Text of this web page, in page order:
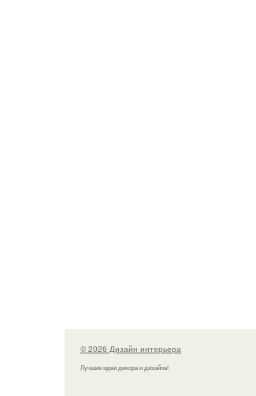
© 2026 Дизайн интерьера
Лучшие идеи декора и дизайна!